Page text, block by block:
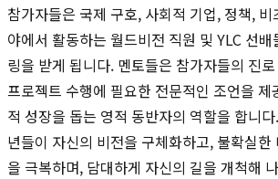
참가자들은 국제 구호, 사회적 기업, 정책,
야에서 활동하는 월드비전 직원 및 YLC 선
링을 받게 됩니다. 멘토들은 참가자들의 진
프로젝트 수행에 필요한 전문적인 조언을 제
적 성장을 돕는 영적 동반자의 역할을 합니
년들이 자신의 비전을 구체화하고, 불확실한
을 극복하며, 담대하게 자신의 길을 개척해